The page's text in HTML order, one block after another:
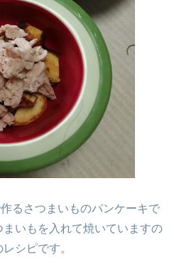
るさつまいものパンケーキで
いもを入れて焼いていますの
シピです。